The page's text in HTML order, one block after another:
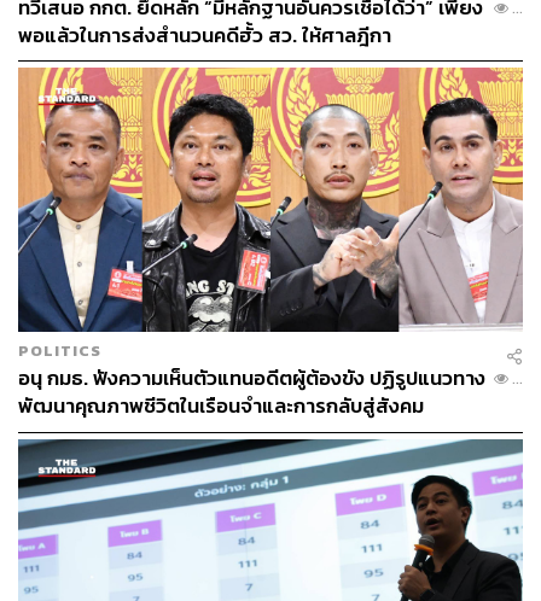
ทวีเสนอ กกต. ยึดหลัก “มีหลักฐานอันควรเชื่อได้ว่า” เพียง
พอแล้วในการส่งสำนวนคดีฮั้ว สว. ให้ศาลฎีกา
...
POLITICS
อนุ กมธ. ฟังความเห็นตัวแทนอดีตผู้ต้องขัง ปฏิรูปแนวทาง
พัฒนาคุณภาพชีวิตในเรือนจำและการกลับสู่สังคม
...